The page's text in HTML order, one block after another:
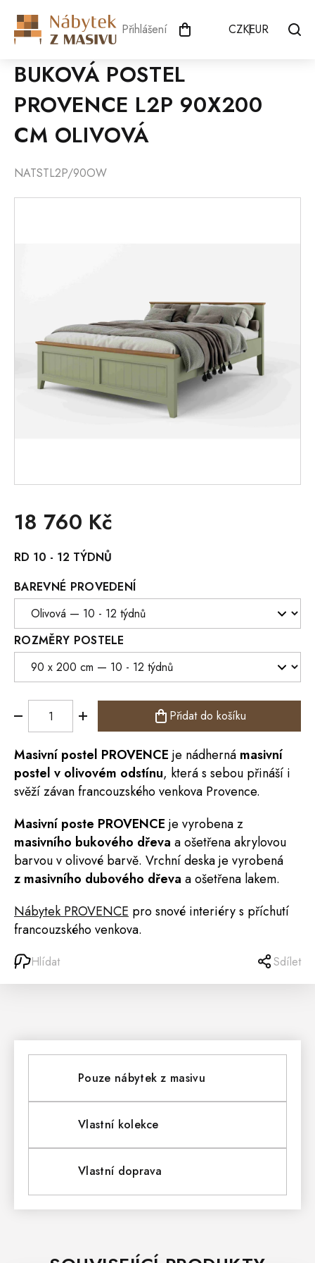
obsah
Přihlášení CZKEUR
BUKOVÁ POSTEL
PROVENCE L2P 90X200
CM OLIVOVÁ
NATSTL2P/90OW
18 760 Kč
cena:
RD 10 - 12 TÝDNŮ
BAREVNÉ PROVEDENÍ
ROZMĚRY POSTELE
Přidat do košíku
Masivní postel PROVENCE je nádherná masivní
postel v olivovém odstínu, která s sebou přináší i
svěží závan francouzského venkova Provence.
Masivní poste PROVENCE je vyrobena z
masivního bukového dřeva a ošetřena akrylovou
barvou v olivové barvě. Vrchní deska je vyrobená
z masivního dubového dřeva a ošetřena lakem.
Nábytek PROVENCE pro snové interiéry s příchutí
francouzského venkova.
Hlídat Sdílet
Pouze nábytek z masivu
Vlastní kolekce
Vlastní doprava